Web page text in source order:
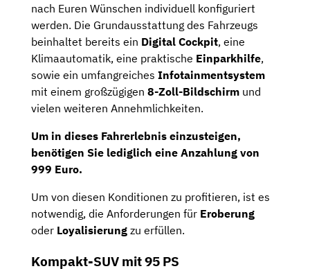
nach Euren Wünschen individuell konfiguriert
werden. Die Grundausstattung des Fahrzeugs
beinhaltet bereits ein Digital Cockpit, eine
Klimaautomatik, eine praktische Einparkhilfe,
sowie ein umfangreiches Infotainmentsystem
mit einem großzügigen 8-Zoll-Bildschirm und
vielen weiteren Annehmlichkeiten.
Um in dieses Fahrerlebnis einzusteigen,
benötigen Sie lediglich eine Anzahlung von
999 Euro.
Um von diesen Konditionen zu profitieren, ist es
notwendig, die Anforderungen für Eroberung
oder Loyalisierung zu erfüllen.
Kompakt-SUV mit 95 PS